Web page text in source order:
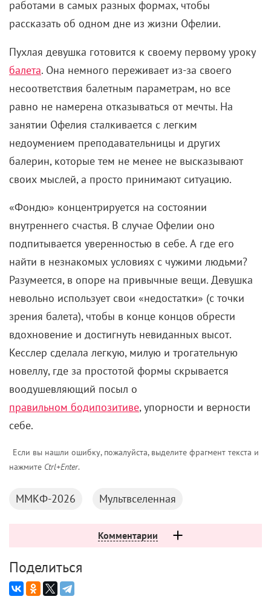
работами в самых разных формах, чтобы
рассказать об одном дне из жизни Офелии.
Пухлая девушка готовится к своему первому уроку
балета. Она немного переживает из-за своего
несоответствия балетным параметрам, но все
равно не намерена отказываться от мечты. На
занятии Офелия сталкивается с легким
недоумением преподавательницы и других
балерин, которые тем не менее не высказывают
своих мыслей, а просто принимают ситуацию.
«Фондю» концентрируется на состоянии
внутреннего счастья. В случае Офелии оно
подпитывается уверенностью в себе. А где его
найти в незнакомых условиях с чужими людьми?
Разумеется, в опоре на привычные вещи. Девушка
невольно использует свои «недостатки» (с точки
зрения балета), чтобы в конце концов обрести
вдохновение и достигнуть невиданных высот.
Кесслер сделала легкую, милую и трогательную
новеллу, где за простотой формы скрывается
воодушевляющий посыл о
правильном бодипозитиве, упорности и верности
себе.
Если вы нашли ошибку, пожалуйста, выделите фрагмент текста и
нажмите Ctrl+Enter.
ММКФ-2026 Мультвселенная
Комментарии
Поделиться